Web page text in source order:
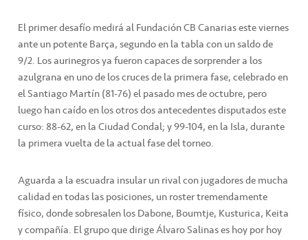
El primer desafío medirá al Fundación CB Canarias este viernes
ante un potente Barça, segundo en la tabla con un saldo de
9/2. Los aurinegros ya fueron capaces de sorprender a los
azulgrana en uno de los cruces de la primera fase, celebrado en
el Santiago Martín (81-76) el pasado mes de octubre, pero
luego han caído en los otros dos antecedentes disputados este
curso: 88-62, en la Ciudad Condal; y 99-104, en la Isla, durante
la primera vuelta de la actual fase del torneo.
Aguarda a la escuadra insular un rival con jugadores de mucha
calidad en todas las posiciones, un roster tremendamente
físico, donde sobresalen los Dabone, Boumtje, Kusturica, Keita
y compañía. El grupo que dirige Álvaro Salinas es hoy por hoy